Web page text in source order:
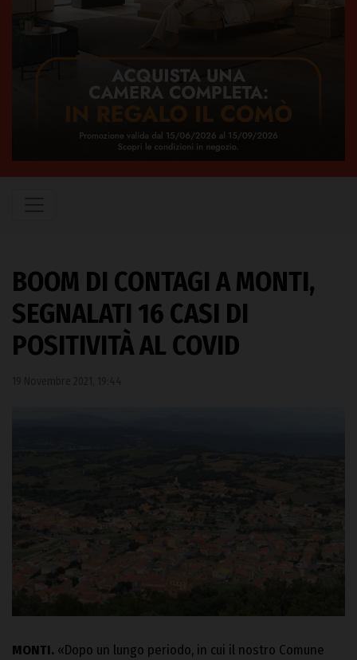
BOOM DI CONTAGI A MONTI,
SEGNALATI 16 CASI DI
POSITIVITÀ AL COVID
MONTI. «Dopo un lungo periodo, in cui il nostro Comune